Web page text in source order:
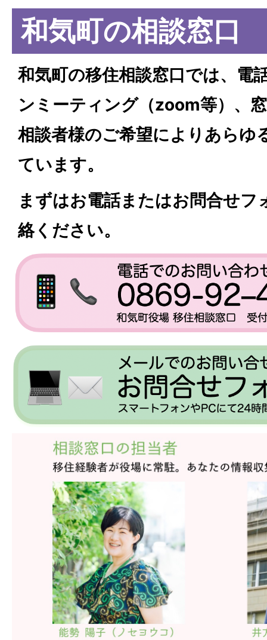
和気町の相談窓口
和気町の移住相談窓口では、電
ンミーティング（zoom等）、
相談者様のご希望によりあらゆ
ています。
まずはお電話またはお問合せフ
絡ください。